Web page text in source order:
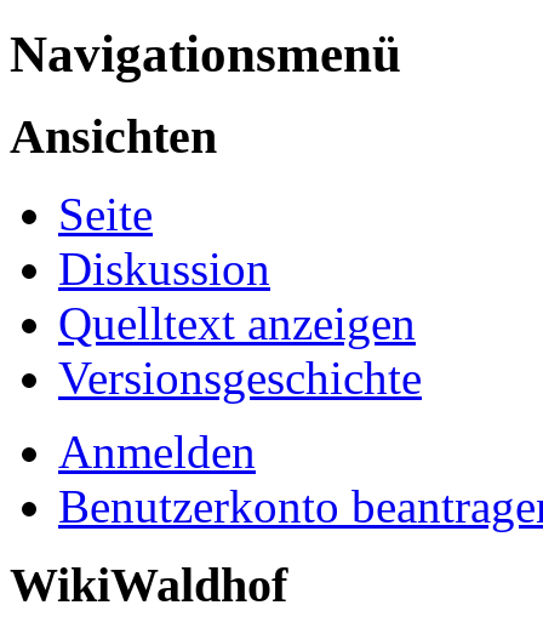
Navigationsmenü
Ansichten
Seite
Diskussion
Quelltext anzeigen
Versionsgeschichte
Anmelden
Benutzerkonto
WikiWaldhof